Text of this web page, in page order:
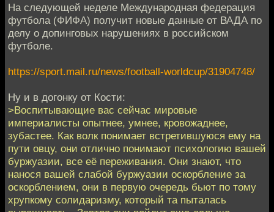
На следующей неделе Международная федерация
футбола (ФИФА) получит новые данные от ВАДА по
делу о допинговых нарушениях в российском
футболе.
https://sport.mail.ru/news/football-worldcup/31904748/
Ну и в догонку от Кости:
>Воспитывающие вас сейчас мировые
империалисты опытнее, умнее, кровожаднее,
зубастее. Как волк понимает встретившуюся ему на
пути овцу, они отлично понимают психологию вашей
буржуазии, все её переживания. Они знают, что
нанося вашей слабой буржуазии оскорбление за
оскорблением, они в первую очередь бьют по тому
хрупкому солидаризму, который та пыталась